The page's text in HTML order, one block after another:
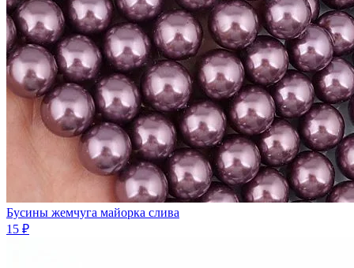
Бусины жемчуга майорка слива
15 ₽